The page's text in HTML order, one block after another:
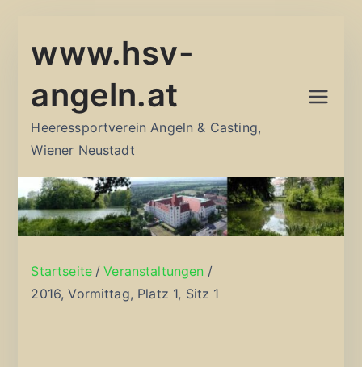
Inhalt
www.hsv-
angeln.at
Heeressportverein Angeln & Casting,
Wiener Neustadt
Startseite
Veranstaltungen
2016, Vormittag, Platz 1, Sitz 1